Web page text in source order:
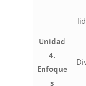
Unidad
4.
Enfoque
s